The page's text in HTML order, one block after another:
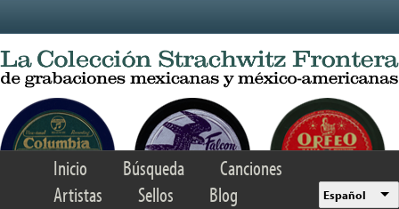
Inicio Búsqueda
Canciones
Artistas
Sellos Blog Español